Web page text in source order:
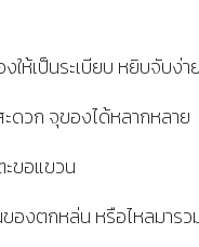
ให้เป็นระเบียบ หยิบจับง่า
ดวก จุของได้หลากหลาย
ขอแขวน
งตกหล่น หรือไหลมารว